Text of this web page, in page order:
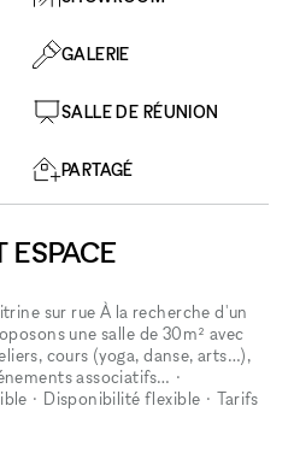
GALERIE
SALLE DE RÉUNION
PARTAGÉ
ESPACE
sur rue À la recherche d'un
une salle de 30m² avec
cours (yoga, danse, arts…),
associatifs… •
• Disponibilité flexible • Tarifs